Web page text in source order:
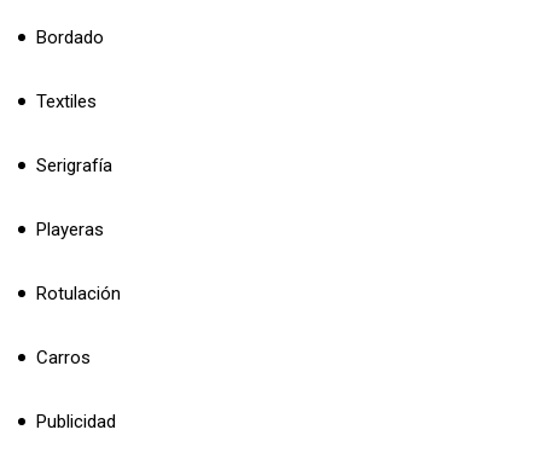
Bordado
Textiles
Serigrafía
Playeras
Rotulación
Carros
Publicidad